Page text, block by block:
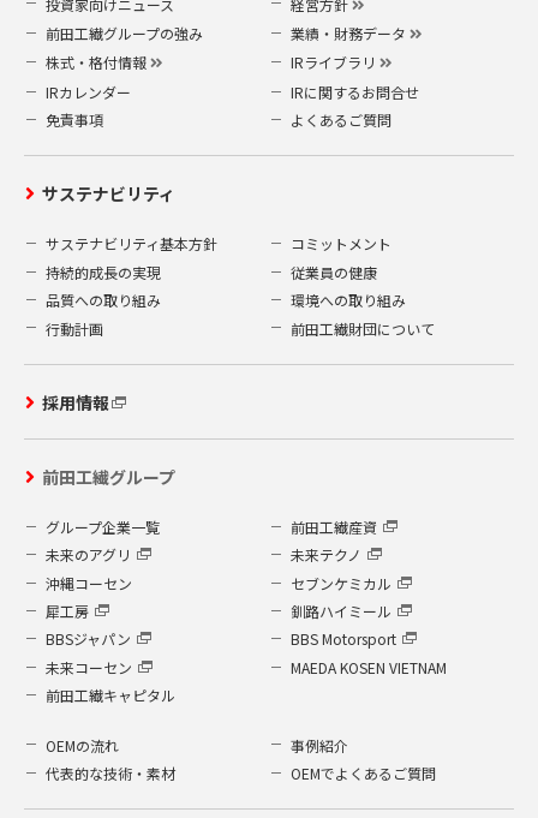
前田工繊グループの強み
業績・財務データ
株式・格付情報
IRライブラリ
IRカレンダー
IRに関するお問合せ
免責事項
よくあるご質問
サステナビリティ
サステナビリティ基本方針
コミットメント
持続的成長の実現
従業員の健康
品質への取り組み
環境への取り組み
行動計画
前田工繊財団について
採用情報
前田工繊グループ
グループ企業一覧
前田工繊産資
未来のアグリ
未来テクノ
沖縄コーセン
セブンケミカル
犀工房
釧路ハイミール
BBSジャパン
BBS Motorsport
未来コーセン
MAEDA KOSEN VIETNAM
前田工繊キャピタル
OEMの流れ
事例紹介
代表的な技術・素材
OEMでよくあるご質問